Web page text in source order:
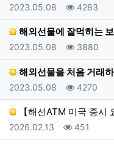
등록일
2023.05.08 조회
4283
해외선물에 잘먹히는
등록일
2023.05.08 조회
3880
해외선물을 처음 거래
등록일
2023.05.08 조회
4270
【해선ATM 미국 증
등록일
2026.02.13 조회
451